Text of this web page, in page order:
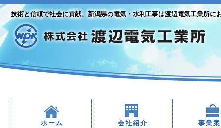
技術と信頼で社会に貢献、新潟県の電気・水利工事は渡辺電気工業所に
ホーム 会社紹介 事業